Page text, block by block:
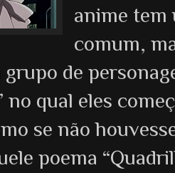
anime tem
comum,
grupo de
no qual eles
se não
poema